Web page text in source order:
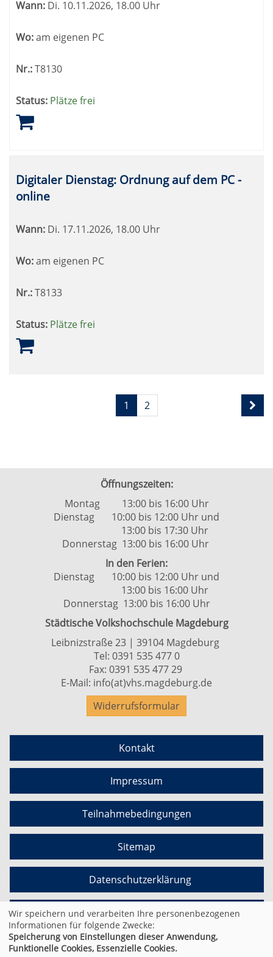
Wann: Di. 10.11.2026, 18.00 Uhr
Wo:am eigenen PC
Nr.:T8130
Status: Plätze frei
Digitaler Dienstag: Ordnung auf dem PC -
online
Wann: Di. 17.11.2026, 18.00 Uhr
Wo:am eigenen PC
Nr.:T8133
Status: Plätze frei
Seiten
blättern
1 2
Öffnungszeiten:
Montag 13:00 bis 16:00 Uhr
Dienstag 10:00 bis 12:00 Uhr und
13:00 bis 17:30 Uhr
Donnerstag 13:00 bis 16:00 Uhr
In den Ferien:
Dienstag 10:00 bis 12:00 Uhr und
13:00 bis 16:00 Uhr
Donnerstag 13:00 bis 16:00 Uhr
Städtische Volkshochschule Magdeburg
Leibnizstraße 23 | 39104 Magdeburg
Tel: 0391 535 477 0
Fax: 0391 535 477 29
E-Mail: info(at)vhs.magdeburg.de
Widerrufsformular
Kontakt
Impressum
Teilnahmebedingungen
Sitemap
Datenschutzerklärung
Cookie Einstellungen
Wir speichern und verarbeiten Ihre personenbezogenen
Informationen für folgende Zwecke:
Speicherung von Einstellungen dieser Anwendung,
Funktionelle Cookies, Essenzielle Cookies.